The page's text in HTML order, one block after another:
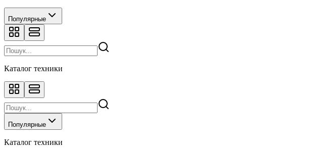
Популярные
Каталог техники
Популярные
Каталог техники